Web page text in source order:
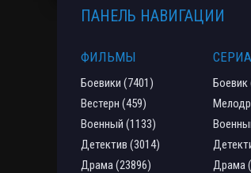
ПАНЕЛЬ НАВИГАЦИИ
ФИЛЬМЫ
Боевики (7401)
Вестерн (459)
Военный (1133)
Детектив (3014)
Драма (23896)
Боевик
Драма